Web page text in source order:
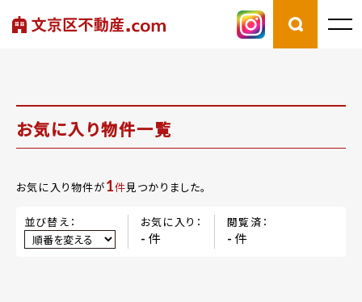
お気に入り物件一覧
お気に入り物件が1件見つかりました。
並び替え： お気に入り：
- 件
閲覧済：
- 件